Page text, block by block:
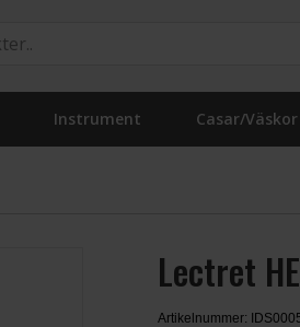
Instrument Casar/Väskor
Lectret
Artikelnummer: